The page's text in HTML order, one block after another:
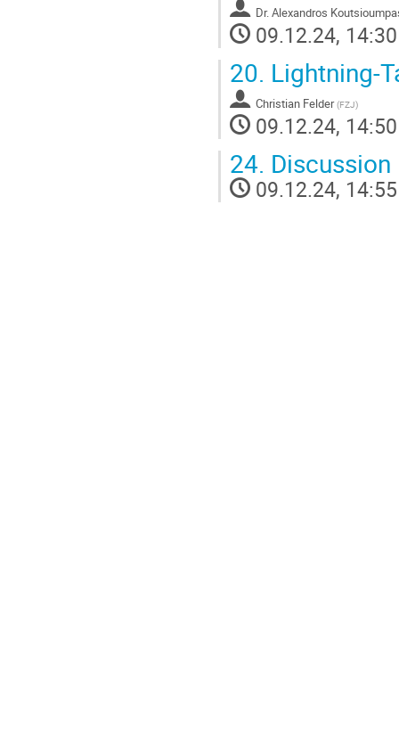
Dr.Alexandros
09.12.24, 14:30
20. Lightning-
Christian Felder (FZJ)
09.12.24, 14:50
24. Discussion
09.12.24, 14:55